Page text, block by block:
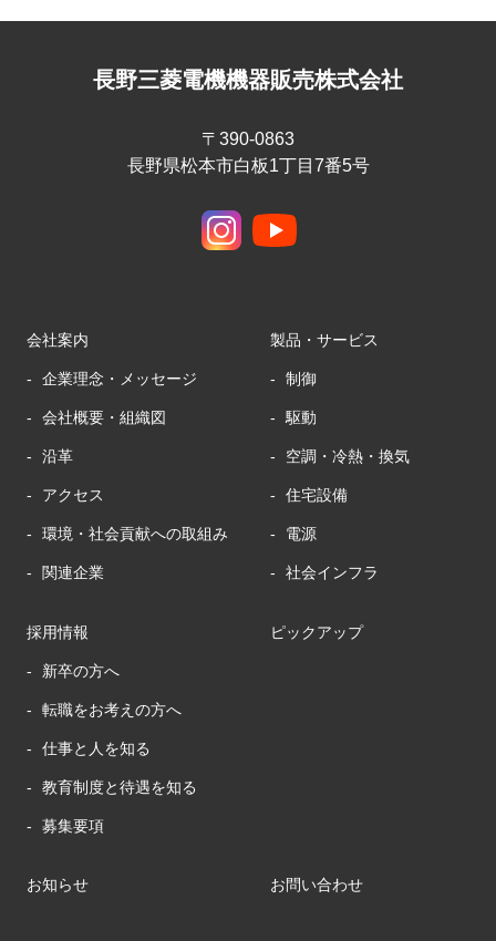
長野三菱電機機器販売株式会社
〒390-0863
長野県松本市白板1丁目7番5号
会社案内
企業理念・メッセージ
会社概要・組織図
沿革
アクセス
環境・社会貢献への取組み
関連企業
製品・サービス
制御
駆動
空調・冷熱・換気
住宅設備
電源
社会インフラ
採用情報
新卒の方へ
転職をお考えの方へ
仕事と人を知る
教育制度と待遇を知る
募集要項
ピックアップ
お知らせ お問い合わせ